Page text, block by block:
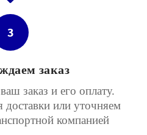
3
заказ
заказ и его оплату.
или уточняем
компанией